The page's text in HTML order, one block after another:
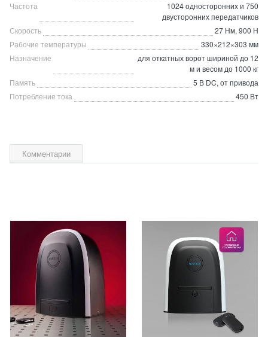
Частота
1024 односторонних и 750
двусторонних передатчиков
Скорость
27 Нм, 900 Н
Рабочие температуры
330×212×303 мм
Назначение
для откатных ворот шириной до 12
м и весом до 1000 кг
Память
5 В DC, от привода
Потребление тока
450 Вт
Комментарии